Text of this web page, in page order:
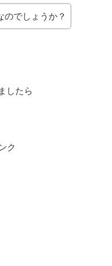
のでしょうか？
したら
ク